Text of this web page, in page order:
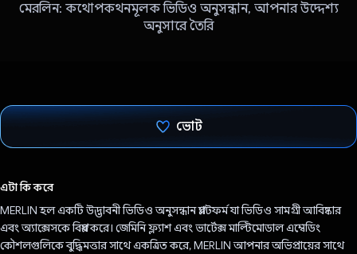
মেরলিন: কথোপকথনমূলক ভিডিও অনুসন্ধান, আপনার উদ্দেশ্য
অনুসারে তৈরি
ভোট
এটা কি করে
MERLIN হল একটি উদ্ভাবনী ভিডিও অনুসন্ধান প্ল্যাটফর্ম যা ভিডিও সামগ্রী আবিষ্কার
এবং অ্যাক্সেসকে বিপ্লব করে। জেমিনি ফ্ল্যাশ এবং ভার্টেক্স মাল্টিমোডাল এম্বেডিং
কৌশলগুলিকে বুদ্ধিমত্তার সাথে একত্রিত করে, MERLIN আপনার অভিপ্রায়ের সাথে